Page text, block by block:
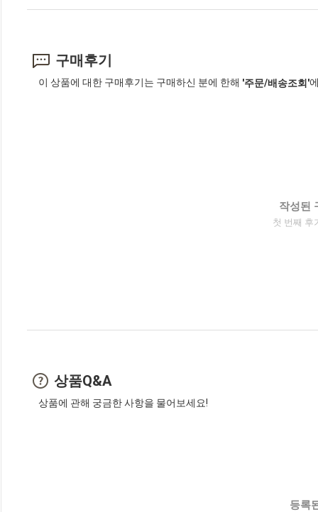
구매후기
이 상품에 대한 구매후기는 구매하신 분에 한해 '주문/배송조회'
작성된
첫 번째 후
상품Q&A
상품에 관해 궁금한 사항을 물어보세요!
등록